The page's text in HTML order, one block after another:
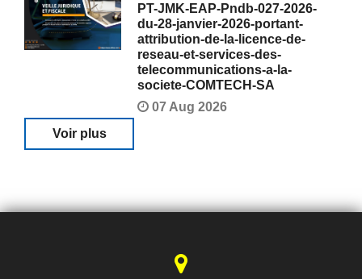
PT-JMK-EAP-Pndb-027-2026-
du-28-janvier-2026-portant-
attribution-de-la-licence-de-
reseau-et-services-des-
telecommunications-a-la-
societe-COMTECH-SA
07 Aug 2026
Voir plus